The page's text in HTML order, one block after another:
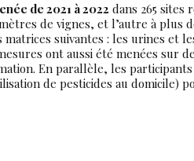
de 2021 à 2022 dans 265 sites
de vignes, et l’autre à plus
matrices suivantes : les urines et
ont aussi été menées sur
En parallèle, les
de pesticides au domicile)